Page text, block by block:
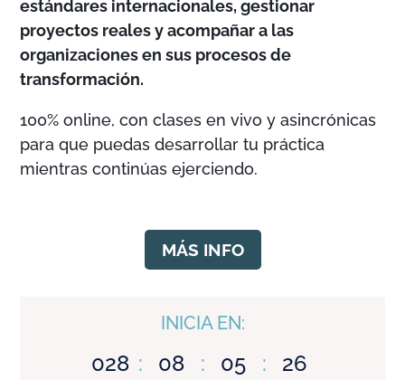
estándares internacionales, gestionar
proyectos reales y acompañar a las
organizaciones en sus procesos de
transformación.
100% online, con clases en vivo y asincrónicas
para que puedas desarrollar tu práctica
mientras continúas ejerciendo.
MÁS INFO
INICIA EN:
028 : 08 : 05 : 25